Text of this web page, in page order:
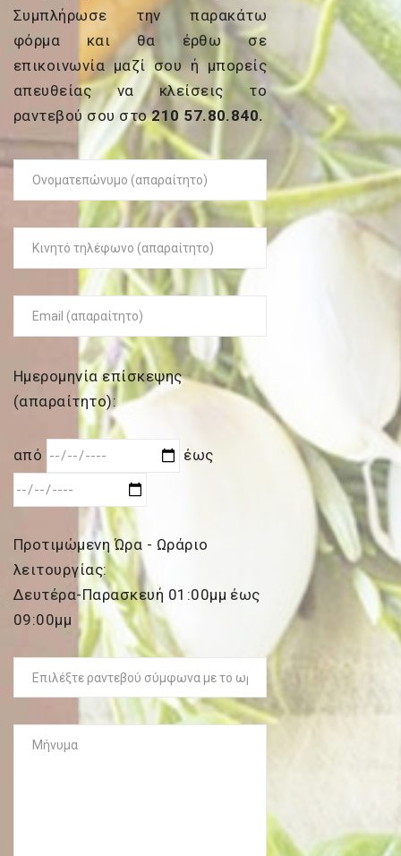
Συμπλήρωσε την παρακάτω
φόρμα και θα έρθω σε
επικοινωνία μαζί σου ή μπορείς
απευθείας να κλείσεις το
ραντεβού σου στο210 57.80.840.
Ημερομηνία επίσκεψης
(απαραίτητο):
από έως
Προτιμώμενη Ώρα - Ωράριο
λειτουργίας:
Δευτέρα-Παρασκευή 01:00μμ έως
09:00μμ